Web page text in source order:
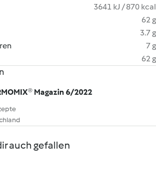
3641 kJ / 870 kcal
62 g
3.7 g
7 g
62 g
Magazin 6/2022
auch gefallen